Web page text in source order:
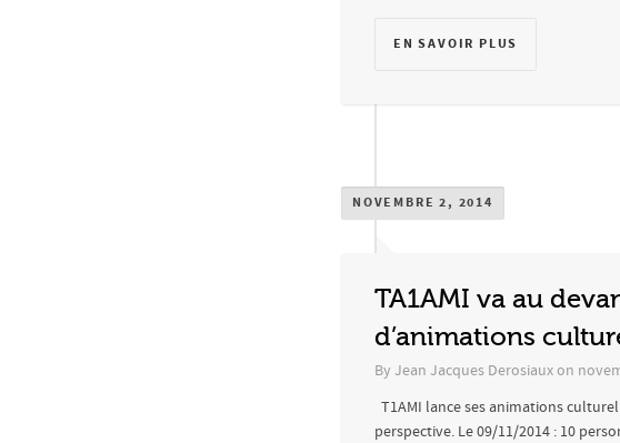
EN SAVOIR PLUS
NOVEMBRE 2, 2014
TA1AMI va au
d’animations
By Jean Jacques Derosiauxon
T1AMI lance ses animations
perspective. Le 09/11/2014 : 10